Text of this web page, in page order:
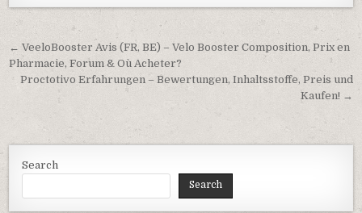
Post navigation
← VeeloBooster Avis (FR, BE) – Velo Booster Composition, Prix en
Pharmacie, Forum & Où Acheter?
Proctotivo Erfahrungen – Bewertungen, Inhaltsstoffe, Preis und
Kaufen! →
Search
Search